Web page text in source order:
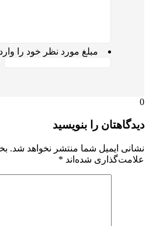
مبلغ مورد نظر خود را وارد
را بنویسید
ایمیل شما منتشر نخواهد شد.
شده‌اند*